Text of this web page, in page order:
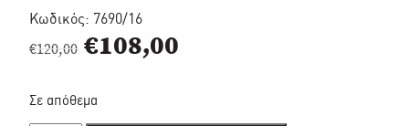
Κωδικός: 7690/16
€120,00 Original
was:
€108,00
Σε απόθεμα